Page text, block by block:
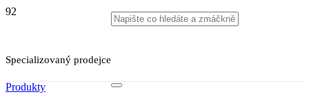
Specializovaný prodejce
Produkty